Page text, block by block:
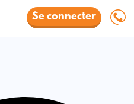
Se connecter